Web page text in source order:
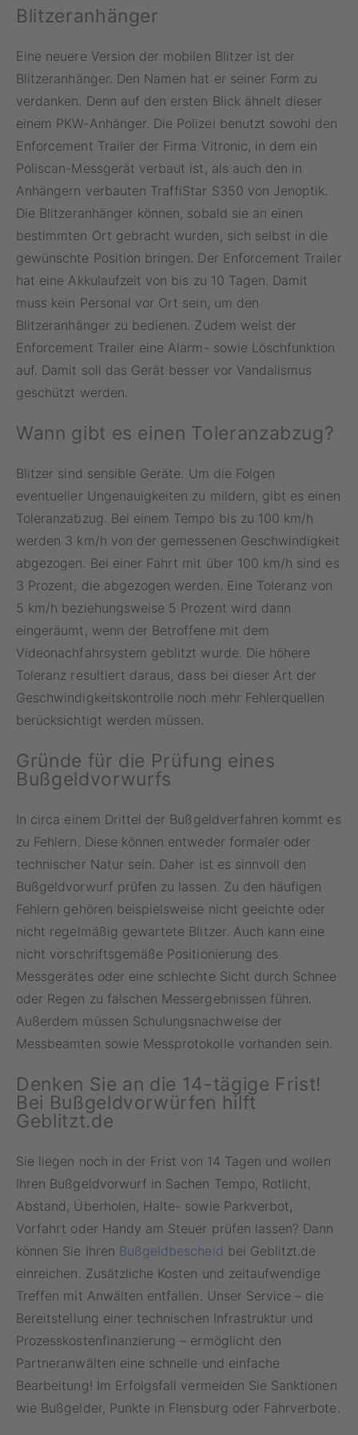
Blitzeranhänger
Eine neuere Version der mobilen Blitzer ist der
Blitzeranhänger. Den Namen hat er seiner Form zu
verdanken. Denn auf den ersten Blick ähnelt dieser
einem PKW-Anhänger. Die Polizei benutzt sowohl den
Enforcement Trailer der Firma Vitronic, in dem ein
Poliscan-Messgerät verbaut ist, als auch den in
Anhängern verbauten TraffiStar S350 von Jenoptik.
Die Blitzeranhänger können, sobald sie an einen
bestimmten Ort gebracht wurden, sich selbst in die
gewünschte Position bringen. Der Enforcement Trailer
hat eine Akkulaufzeit von bis zu 10 Tagen. Damit
muss kein Personal vor Ort sein, um den
Blitzeranhänger zu bedienen. Zudem weist der
Enforcement Trailer eine Alarm- sowie Löschfunktion
auf. Damit soll das Gerät besser vor Vandalismus
geschützt werden.
Wann gibt es einen Toleranzabzug?
Blitzer sind sensible Geräte. Um die Folgen
eventueller Ungenauigkeiten zu mildern, gibt es einen
Toleranzabzug. Bei einem Tempo bis zu 100 km/h
werden 3 km/h von der gemessenen Geschwindigkeit
abgezogen. Bei einer Fahrt mit über 100 km/h sind es
3 Prozent, die abgezogen werden. Eine Toleranz von
5 km/h beziehungsweise 5 Prozent wird dann
eingeräumt, wenn der Betroffene mit dem
Videonachfahrsystem geblitzt wurde. Die höhere
Toleranz resultiert daraus, dass bei dieser Art der
Geschwindigkeitskontrolle noch mehr Fehlerquellen
berücksichtigt werden müssen.
Gründe für die Prüfung eines
Bußgeldvorwurfs
In circa einem Drittel der Bußgeldverfahren kommt es
zu Fehlern. Diese können entweder formaler oder
technischer Natur sein. Daher ist es sinnvoll den
Bußgeldvorwurf prüfen zu lassen. Zu den häufigen
Fehlern gehören beispielsweise nicht geeichte oder
nicht regelmäßig gewartete Blitzer. Auch kann eine
nicht vorschriftsgemäße Positionierung des
Messgerätes oder eine schlechte Sicht durch Schnee
oder Regen zu falschen Messergebnissen führen.
Außerdem müssen Schulungsnachweise der
Messbeamten sowie Messprotokolle vorhanden sein.
Denken Sie an die 14-tägige Frist!
Bei Bußgeldvorwürfen hilft
Geblitzt.de
Sie liegen noch in der Frist von 14 Tagen und wollen
Ihren Bußgeldvorwurf in Sachen Tempo, Rotlicht,
Abstand, Überholen, Halte- sowie Parkverbot,
Vorfahrt oder Handy am Steuer prüfen lassen? Dann
können Sie Ihren Bußgeldbescheid bei Geblitzt.de
einreichen. Zusätzliche Kosten und zeitaufwendige
Treffen mit Anwälten entfallen. Unser Service – die
Bereitstellung einer technischen Infrastruktur und
Prozesskostenfinanzierung – ermöglicht den
Partneranwälten eine schnelle und einfache
Bearbeitung! Im Erfolgsfall vermeiden Sie Sanktionen
wie Bußgelder, Punkte in Flensburg oder Fahrverbote.